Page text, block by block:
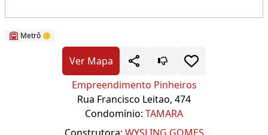
Metrô
Ver Mapa
Empreendimento Pinheiros
Rua Francisco Leitao, 474
Condomínio: TAMARA